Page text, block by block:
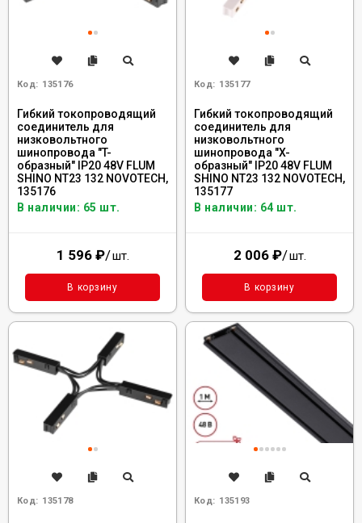
Код: 135176
Гибкий токопроводящий
соединитель для
низковольтного
шинопровода "T-
образный" IP20 48V FLUM
SHINO NT23 132 NOVOTECH,
135176
В наличии: 65 шт.
1 596 ₽/шт.
В корзину
Код: 135177
Гибкий токопроводящий
соединитель для
низковольтного
шинопровода "X-
образный" IP20 48V FLUM
SHINO NT23 132 NOVOTECH,
135177
В наличии: 64 шт.
2 006 ₽/шт.
В корзину
Код: 135178 Код: 135193